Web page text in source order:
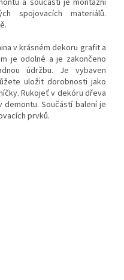
spojovacích materiálů.
v krásném dekoru grafit a
je odolné a je zakončeno
údržbu. Je vybaven
uložit dorobnosti jako
Rukojeť v dekóru dřeva
Součástí balení je
prvků.